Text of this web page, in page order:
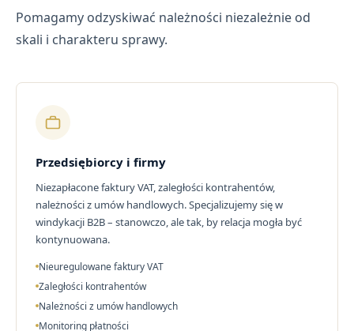
Pomagamy odzyskiwać należności niezależnie od
skali i charakteru sprawy.
Przedsiębiorcy i firmy
Niezapłacone faktury VAT, zaległości kontrahentów,
należności z umów handlowych. Specjalizujemy się w
windykacji B2B – stanowczo, ale tak, by relacja mogła być
kontynuowana.
Nieuregulowane faktury VAT
Zaległości kontrahentów
Należności z umów handlowych
Monitoring płatności